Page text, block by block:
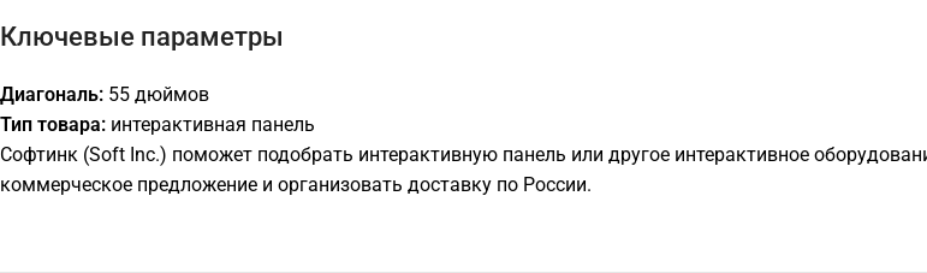
Ключевые параметры
Диагональ: 55 дюймов
Тип товара: интерактивная панель
Софтинк (Soft Inc.) поможет подобрать интерактивную панель или другое интерактивное
коммерческое предложение и организовать доставку по России.